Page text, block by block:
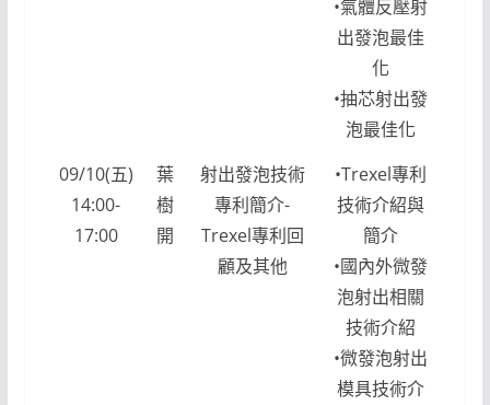
•氣體反壓射
出發泡最佳
化
•抽芯射出發
泡最佳化
09/10(五)
14:00-
17:00
葉
樹
開
射出發泡技術
專利簡介-
Trexel專利回
顧及其他
•Trexel專利
技術介紹與
簡介
•國內外微發
泡射出相關
技術介紹
•微發泡射出
模具技術介